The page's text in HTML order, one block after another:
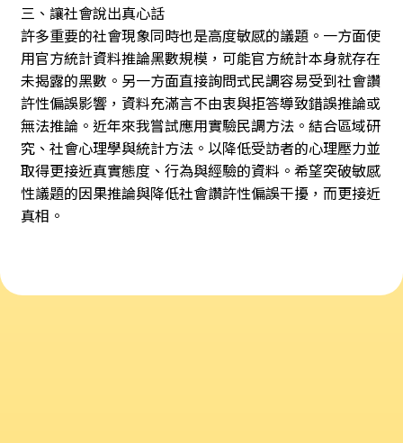
三、讓社會說出真心話
許多重要的社會現象同時也是高度敏感的議題。一方面使
用官方統計資料推論黑數規模，可能官方統計本身就存在
未揭露的黑數。另一方面直接詢問式民調容易受到社會讚
許性偏誤影響，資料充滿言不由衷與拒答導致錯誤推論或
無法推論。近年來我嘗試應用實驗民調方法。結合區域研
究、社會心理學與統計方法。以降低受訪者的心理壓力並
取得更接近真實態度、行為與經驗的資料。希望突破敏感
性議題的因果推論與降低社會讚許性偏誤干擾，而更接近
真相。